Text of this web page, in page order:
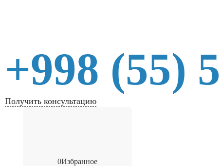
+998 (55)
Получить консультацию
0Избранное